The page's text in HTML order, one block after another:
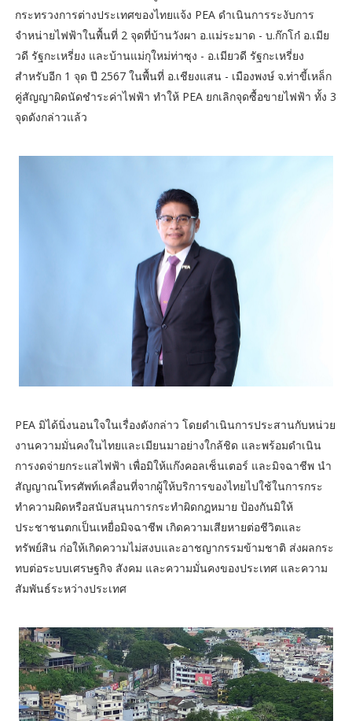
กระทรวงการต่างประเทศของไทยแจ้ง PEA ดำเนินการระงับการ
จำหน่ายไฟฟ้าในพื้นที่ 2 จุดที่บ้านวังผา อ.แม่ระมาด - บ.ก๊กโก๋ อ.เมีย
วดี รัฐกะเหรี่ยง และบ้านแม่กุใหม่ท่าซุง - อ.เมียวดี รัฐกะเหรี่ยง
สำหรับอีก 1 จุด ปี 2567 ในพื้นที่ อ.เชียงแสน - เมืองพงษ์ จ.ท่าขี้เหล็ก
คู่สัญญาผิดนัดชำระค่าไฟฟ้า ทำให้ PEA ยกเลิกจุดซื้อขายไฟฟ้า ทั้ง 3
จุดดังกล่าวแล้ว
PEA มิได้นิ่งนอนใจในเรื่องดังกล่าว โดยดำเนินการประสานกับหน่วย
งานความมั่นคงในไทยและเมียนมาอย่างใกล้ชิด และพร้อมดำเนิน
การงดจ่ายกระแสไฟฟ้า เพื่อมิให้แก๊งคอลเซ็นเตอร์ และมิจฉาชีพ นำ
สัญญาณโทรศัพท์เคลื่อนที่จากผู้ให้บริการของไทยไปใช้ในการกระ
ทำความผิดหรือสนับสนุนการกระทำผิดกฎหมาย ป้องกันมิให้
ประชาชนตกเป็นเหยื่อมิจฉาชีพ เกิดความเสียหายต่อชีวิตและ
ทรัพย์สิน ก่อให้เกิดความไม่สงบและอาชญากรรมข้ามชาติ ส่งผลกระ
ทบต่อระบบเศรษฐกิจ สังคม และความมั่นคงของประเทศ และความ
สัมพันธ์ระหว่างประเทศ